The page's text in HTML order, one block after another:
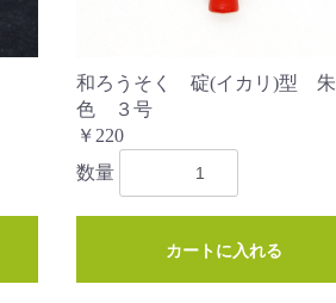
和ろうそく 碇(イカリ)型 朱
色 ３号
￥220
数量
カートに入れる